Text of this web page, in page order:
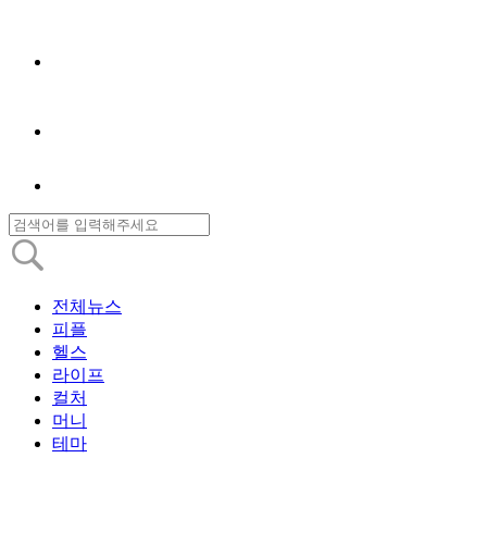
전체뉴스
피플
헬스
라이프
컬처
머니
테마